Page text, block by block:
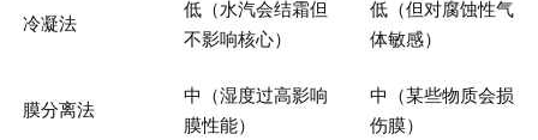
冷凝法
低（水汽会结霜但
不影响核心）
低（但对腐蚀性气
体敏感）
膜分离法
中（湿度过高影响
膜性能）
中（某些物质会损
伤膜）